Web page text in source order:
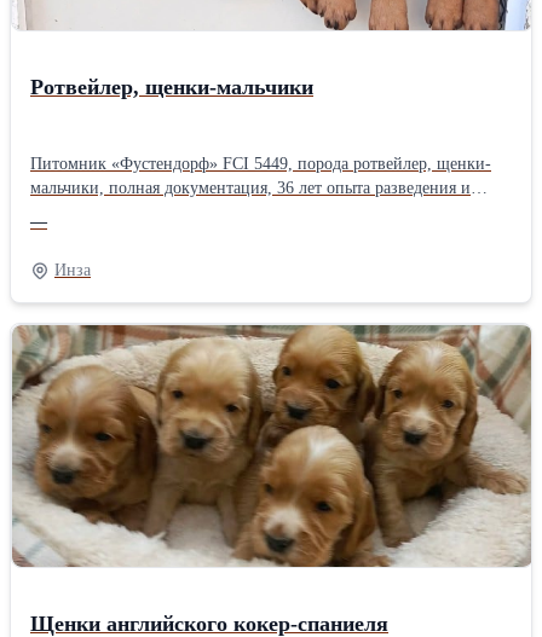
anadentura@gmail.com, instagram: von.ana.tasi, ссылка на
Facebook: https://www.facebook.com/share/LcXZV3qGHVyR6LWa/?
Ротвейлер, щенки-мальчики
Питомник «Фустендорф» FCI 5449, порода ротвейлер, щенки-
мальчики, полная документация, 36 лет опыта разведения и
известной. Родословная этих собак основана на классических
рабочих собаках из Германии, Бельгии и Сербии. Совершенно
уникальная линия, характеризующаяся крупными особями с
выраженным темпераментом, стабильным и сильным
характером. Предпочтение отдается ценителям породы и
родословной. Помет представляет собой 12-е поколение
тщательно и строго отобранных собак, обладающих полезной
ценностью. От семейной собаки, сторожевой собаки на ферме,
собаки-терапевта до собаки, участвующей в программе «IGP»
(Integrated Gross and Parents – Ирландская служба по охране
дикой природы). Контакты: Срджан Бугарчич +381604029670
(WhatsApp) +381645029670 (Viber) Instagram: "furstendorf
rottweilers", Facebook (Messenger): Srdjan Furstendorf Bugarčić
Белград, Сербия Ротвейлер, щенки-мальчики +381604029670
—
Инза
Щенки английского кокер-спаниеля